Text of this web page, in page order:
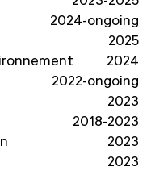
2024-ongoing
2025
2024
2022-ongoing
2023
2018-2023
2023
2023